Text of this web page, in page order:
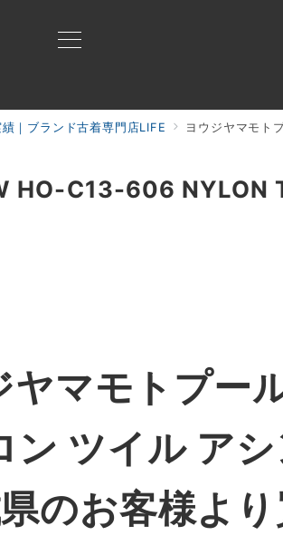
｜ブランド古着専門店LIFE ヨウジヤマモトプー
HO-C13-606 NYLON
ヤマモトプー
ツイル アシ
県のお客様よ